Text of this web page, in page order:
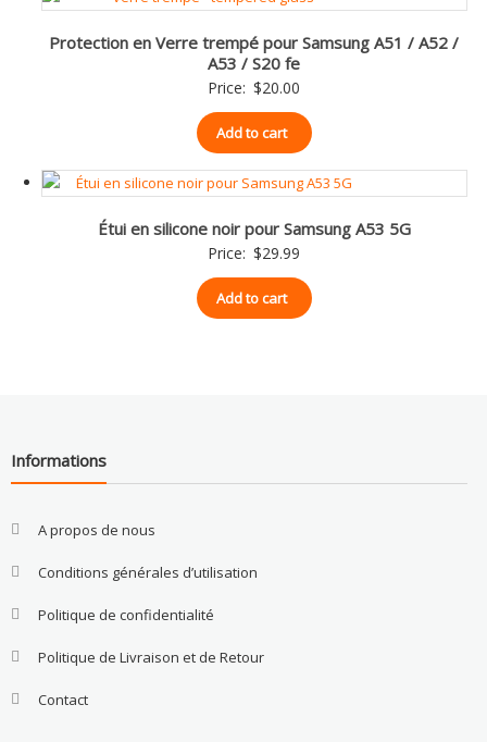
Protection en Verre trempé pour Samsung A51 / A52 /
A53 / S20 fe
Price: $20.00
Add to cart
Étui en silicone noir pour Samsung A53 5G
Price: $29.99
Add to cart
Informations
A propos de nous
Conditions générales d’utilisation
Politique de confidentialité
Politique de Livraison et de Retour
Contact